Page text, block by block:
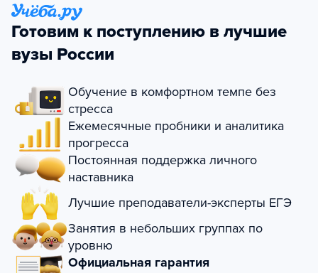
Готовим к поступлению в лучшие
вузы России
Обучение в комфортном темпе без
стресса
Ежемесячные пробники и аналитика
прогресса
Постоянная поддержка личного
наставника
Лучшие преподаватели-эксперты ЕГЭ
Занятия в небольших группах по
уровню
Официальная гарантия